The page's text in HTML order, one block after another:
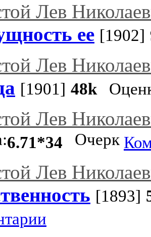
Лев
ее [1902]
Лев
[1901] 48k
Лев
6.71*34 Очерк
Лев
[1893]